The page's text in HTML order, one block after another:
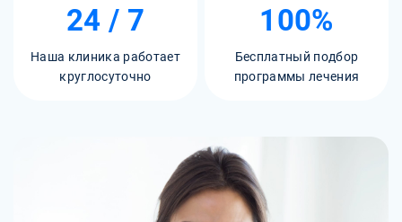
24 / 7
Наша клиника работает
круглосуточно
100%
Бесплатный подбор
программы лечения